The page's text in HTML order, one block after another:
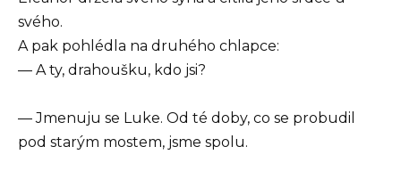
svého.
A pak pohlédla na druhého chlapce:
— A ty, drahoušku, kdo jsi?
— Jmenuju se Luke. Od té doby, co se probudil
pod starým mostem, jsme spolu.